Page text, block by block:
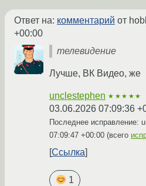
Ответ на: комментарий от
+00:00
телевидение
Лучше, ВК Видео, же
unclestephen ★★★★★
03.06.2026 07:09:36
Последнее исправление:
07:09:47 +00:00 (всего
Ссылка
1